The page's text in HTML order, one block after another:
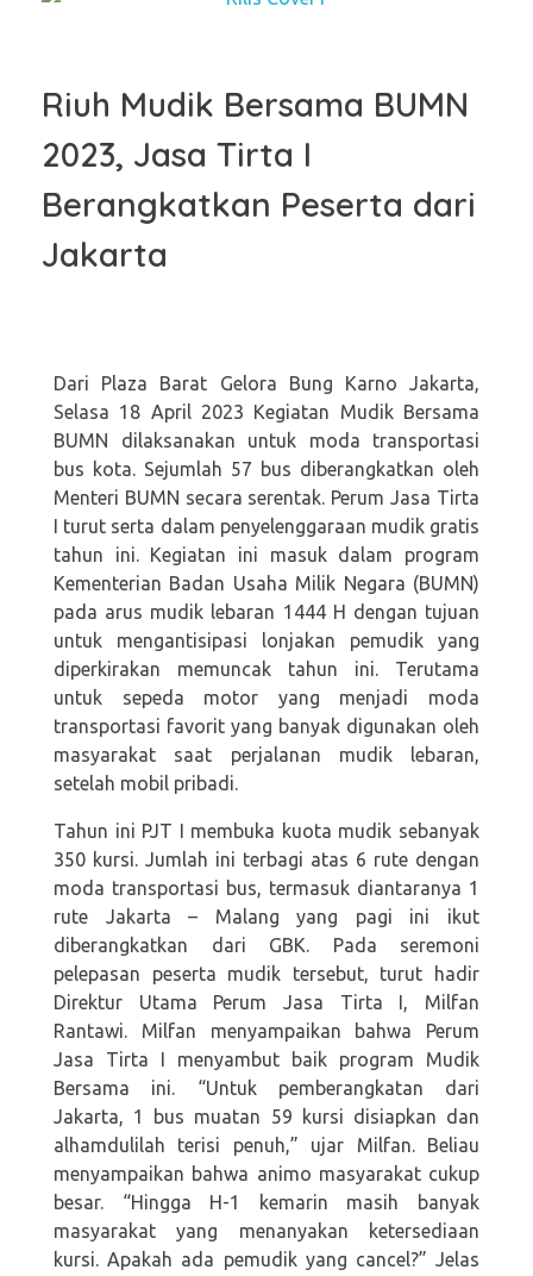
Riuh Mudik Bersama BUMN
2023, Jasa Tirta I
Berangkatkan Peserta dari
Jakarta
Dari Plaza Barat Gelora Bung Karno Jakarta,
Selasa 18 April 2023 Kegiatan Mudik Bersama
BUMN dilaksanakan untuk moda transportasi
bus kota. Sejumlah 57 bus diberangkatkan oleh
Menteri BUMN secara serentak. Perum Jasa Tirta
I turut serta dalam penyelenggaraan mudik gratis
tahun ini. Kegiatan ini masuk dalam program
Kementerian Badan Usaha Milik Negara (BUMN)
pada arus mudik lebaran 1444 H dengan tujuan
untuk mengantisipasi lonjakan pemudik yang
diperkirakan memuncak tahun ini. Terutama
untuk sepeda motor yang menjadi moda
transportasi favorit yang banyak digunakan oleh
masyarakat saat perjalanan mudik lebaran,
setelah mobil pribadi.
Tahun ini PJT I membuka kuota mudik sebanyak
350 kursi. Jumlah ini terbagi atas 6 rute dengan
moda transportasi bus, termasuk diantaranya 1
rute Jakarta – Malang yang pagi ini ikut
diberangkatkan dari GBK. Pada seremoni
pelepasan peserta mudik tersebut, turut hadir
Direktur Utama Perum Jasa Tirta I, Milfan
Rantawi. Milfan menyampaikan bahwa Perum
Jasa Tirta I menyambut baik program Mudik
Bersama ini. “Untuk pemberangkatan dari
Jakarta, 1 bus muatan 59 kursi disiapkan dan
alhamdulilah terisi penuh,” ujar Milfan. Beliau
menyampaikan bahwa animo masyarakat cukup
besar. “Hingga H-1 kemarin masih banyak
masyarakat yang menanyakan ketersediaan
kursi. Apakah ada pemudik yang cancel?” Jelas